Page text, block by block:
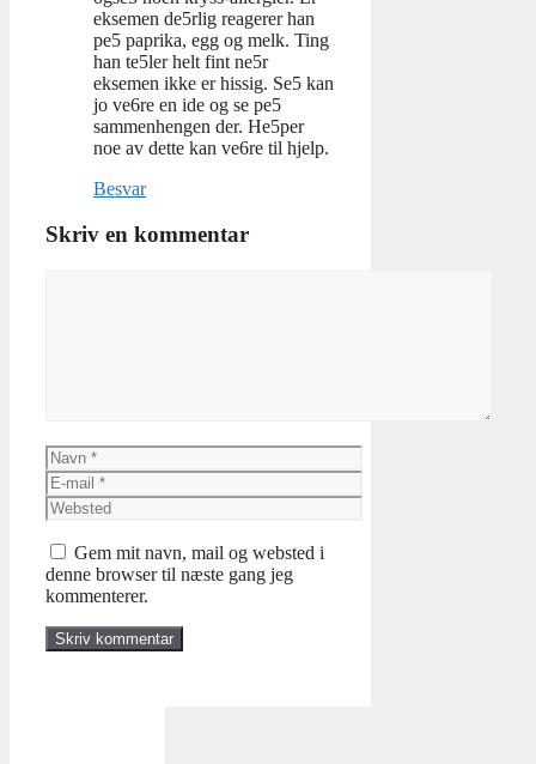
eksemen de5rlig reagerer han
pe5 paprika, egg og melk. Ting
han te5ler helt fint ne5r
eksemen ikke er hissig. Se5 kan
jo ve6re en ide og se pe5
sammenhengen der. He5per
noe av dette kan ve6re til hjelp.
Besvar
Skriv en kommentar
Navn
E-
mail
Websted
Gem mit navn, mail og websted i
denne browser til næste gang jeg
kommenterer.